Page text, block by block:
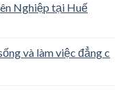
Nghiệp tại Huế
và làm việc đẳng c